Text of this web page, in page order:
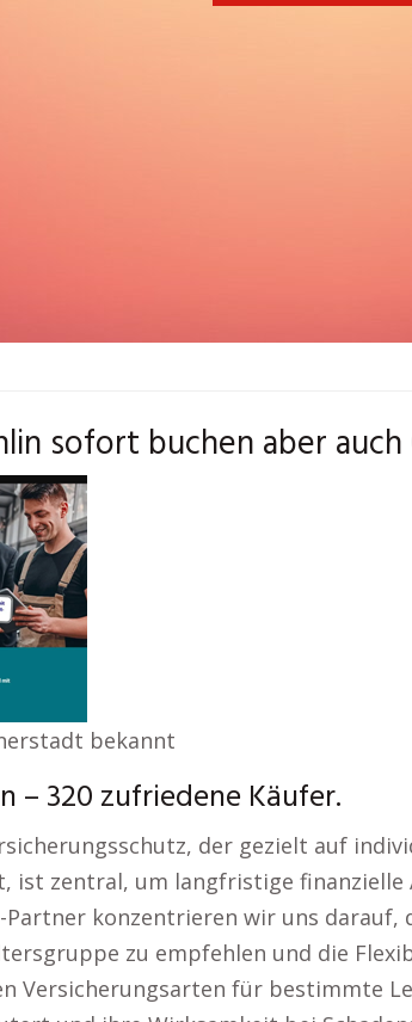
sofort buchen aber auch
bekannt
– 320 zufriedene Käufer.
der gezielt auf
ist zentral, um langfristige finanzielle
Partner konzentrieren wir uns darauf,
zu empfehlen und die
Versicherungsarten für bestimmte